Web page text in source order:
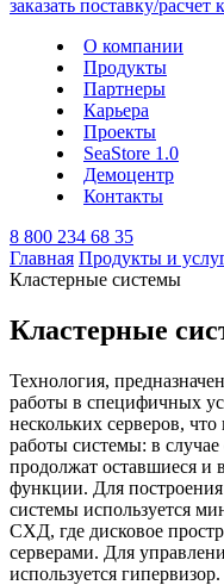
О компании
Продукты
Партнеры
Карьера
Проекты
SeaStore 1.0
Демоцентр
Контакты
8 800 234 68 35
Главная Продукты и
Кластерные системы
Кластерные
Технология,
работы в специфичных
нескольких серверов,
работы системы: в
продолжат оставшиеся и
функции. Для построения
системы используется
СХД, где дисковое
серверами. Для
используется гипервизор.